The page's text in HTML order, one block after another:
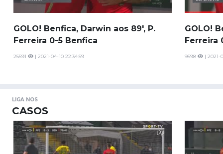
GOLO! Benfica, Darwin aos 89', P.
Ferreira 0-5 Benfica
25591 | 2021-04-10 22:34:59
GOLO!
Ferreira
9598 | 2021-
LIGA NOS
CASOS